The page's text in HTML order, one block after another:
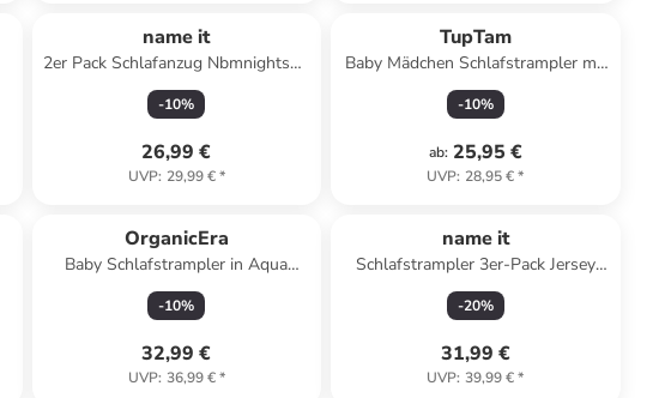
name it
2er Pack Schlafanzug Nbmnightsuit
Schlafstrampler in green milieu
-10%
26,99 €
UVP: 29,99 €*
TupTam
Baby Mädchen Schlafstrampler mit
Fuß 3er Pack in rosa/weiß
-10%
ab: 25,95 €
UVP: 28,95 €*
OrganicEra
Baby Schlafstrampler in Aqua
Melange
-10%
32,99 €
UVP: 36,99 €*
name it
Schlafstrampler 3er-Pack Jersey
Nbnnightsuit in buttercream
-20%
31,99 €
UVP: 39,99 €*